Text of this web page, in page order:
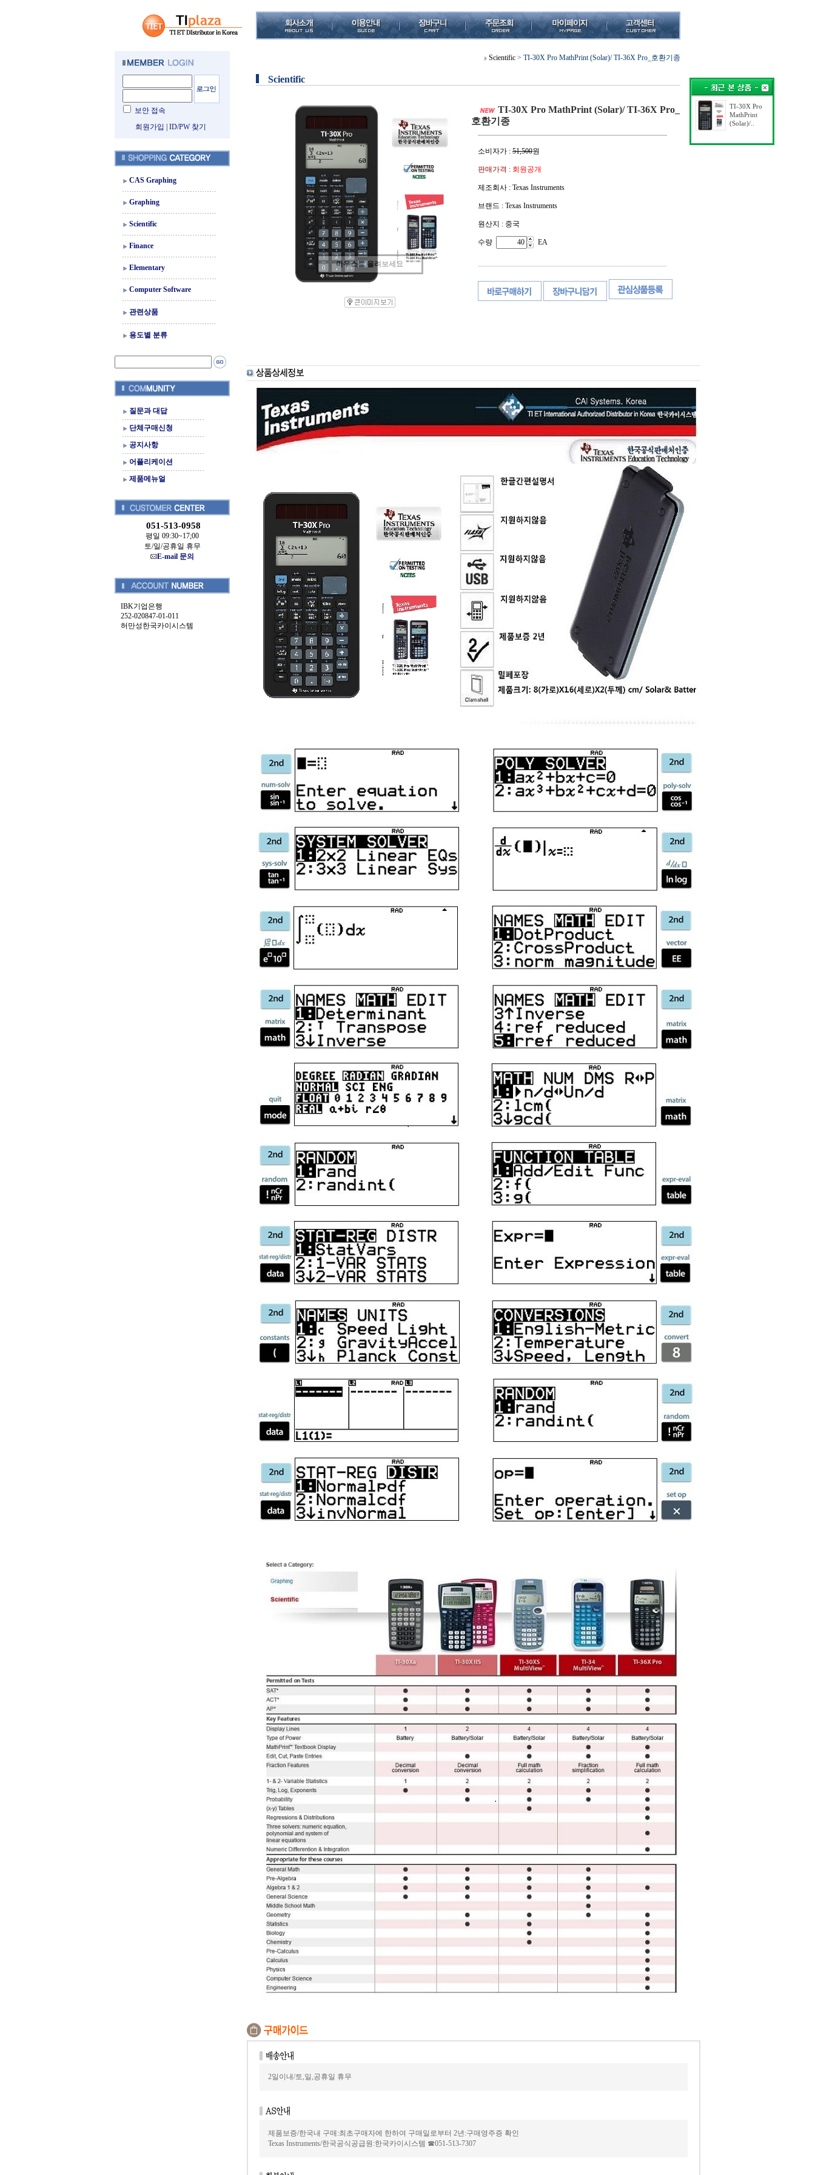
보안 접속
회원가입
ID/PW 찾기
CAS Graphing
Graphing
Scientific
Finance
Elementary
Computer Software
관련상품
용도별 분류
질문과 대답
단체구매신청
공지사항
어플리케이션
제품메뉴얼
051-513-0958
평일 09:30~17;00
토/일/공휴일 휴무
E-mail 문의
IBK기업은행
252-020847-01-011
허만성한국카이시스템
Scientific > TI-30X Pro MathPrint (Solar)/ TI-36X Pro_호환기종
Scientific
마우스를 올려보세요
TI-30X Pro MathPrint (Solar)/ TI-36X Pro_
호환기종
소비자가 : 51,500원
판매가격 : 회원공개
제조회사 : Texas Instruments
브랜드 : Texas Instruments
원산지 : 중국
수량 EA
2일이내/토,일,공휴일 휴무
제품보증/한국내 구매:최초구매자에 한하여 구매일로부터 2년:구매영주증 확인
Texas Instruments/한국공식공급원:한국카이시스템 ☎051-513-7307
TI-30X Pro
MathPrint
(Solar)/..